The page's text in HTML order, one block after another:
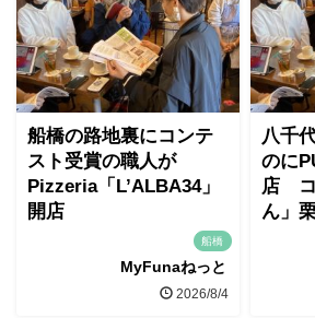
船橋の路地裏にコンテ
スト受賞の職人が
Pizzeria「L’ALBA34」
開店
船橋
MyFunaねっと
2026/8/4
八千
のに
店 コ
ん」